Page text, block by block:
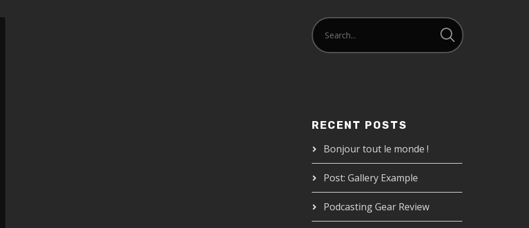
RECENT POSTS
Bonjour tout le monde !
Post: Gallery Example
Podcasting Gear Review